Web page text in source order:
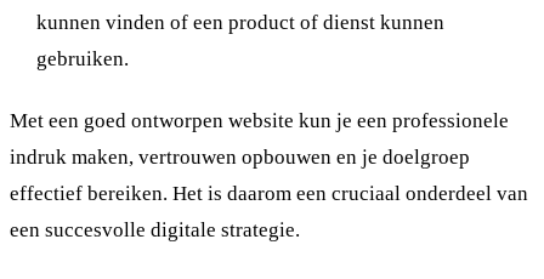
kunnen vinden of een product of dienst kunnen
gebruiken.
Met een goed ontworpen website kun je een professionele
indruk maken, vertrouwen opbouwen en je doelgroep
effectief bereiken. Het is daarom een cruciaal onderdeel van
een succesvolle digitale strategie.